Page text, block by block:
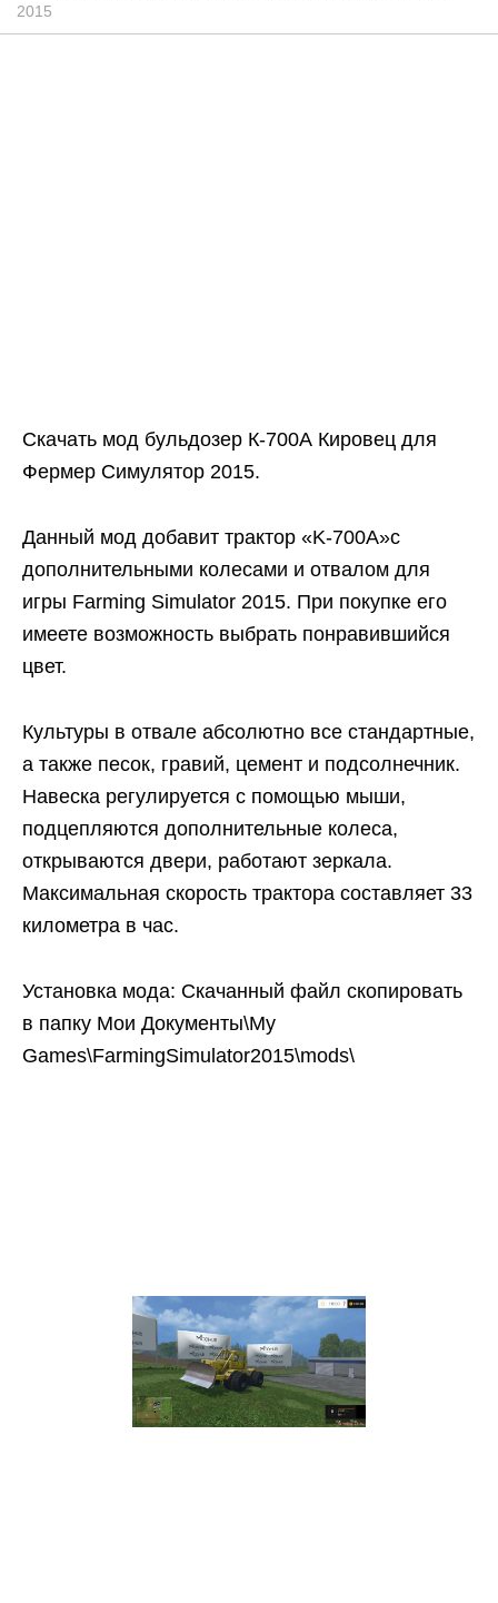
2015
Скачать мод бульдозер К-700А Кировец для
Фермер Симулятор 2015.
Данный мод добавит трактор «K-700A»с
дополнительными колесами и отвалом для
игры Farming Simulator 2015. При покупке его
имеете возможность выбрать понравившийся
цвет.
Культуры в отвале абсолютно все стандартные,
а также песок, гравий, цемент и подсолнечник.
Навеска регулируется с помощью мыши,
подцепляются дополнительные колеса,
открываются двери, работают зеркала.
Максимальная скорость трактора составляет 33
километра в час.
Установка мода: Скачанный файл скопировать
в папку Мои Документы\My
Games\FarmingSimulator2015\mods\